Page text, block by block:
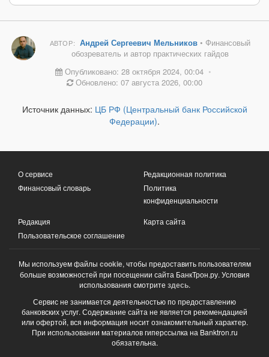
АВТОР: Андрей Сергеевич Мельников• Финансовый
обозреватель и автор практических гайдов
Опубликовано: 28 октября 2024, 00:04 •
Обновлено: 07 августа 2026, 00:00
Источник данных: ЦБ РФ (Центральный банк Российской
Федерации).
О сервисе
Финансовый словарь
Редакционная политика
Политика
конфиденциальности
Редакция
Пользовательское соглашение
Карта сайта
Мы используем файлы cookie, чтобы предоставить пользователям
больше возможностей при посещении сайта БанкТрон.ру. Условия
использования смотрите здесь.
Сервис не занимается деятельностью по предоставлению
банковских услуг. Содержание сайта не является рекомендацией
или офертой, вся информация носит ознакомительный характер.
При использовании материалов гиперссылка на Banktron.ru
обязательна.